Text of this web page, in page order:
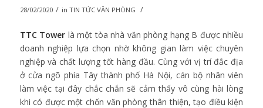
28/02/2020 / in TIN TỨC VĂN PHÒNG /
TTC Tower là một tòa nhà văn phòng hạng B được nhiều
doanh nghiệp lựa chọn nhờ không gian làm việc chuyên
nghiệp và chất lượng tốt hàng đầu. Cùng với vị trí đắc địa
ở cửa ngõ phía Tây thành phố Hà Nội, cán bộ nhân viên
làm việc tại đây chắc chắn sẽ cảm thấy vô cùng hài lòng
khi có được một chốn văn phòng thân thiện, tạo điều kiện